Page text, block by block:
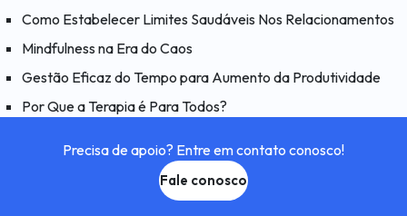
Como Estabelecer Limites Saudáveis Nos Relacionamentos
Mindfulness na Era do Caos
Gestão Eficaz do Tempo para Aumento da Produtividade
Por Que a Terapia é Para Todos?
Precisa de apoio? Entre em contato conosco!
Fale conosco